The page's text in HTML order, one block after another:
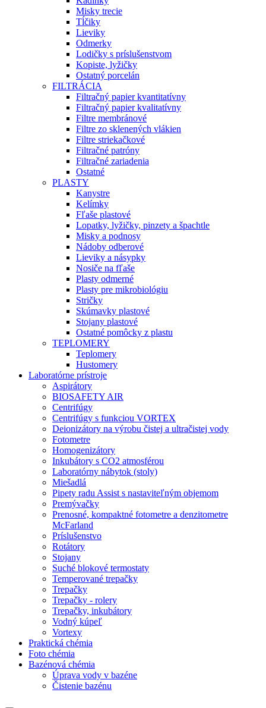
Misky trecie
Tĺčiky
Lieviky
Odmerky
Lodičky s príslušenstvom
Kopiste, lyžičky
Ostatný porcelán
FILTRÁCIA
Filtračný papier kvantitatívny
Filtračný papier kvalitatívny
Filtre membránové
Filtre zo sklenených vlákien
Filtre striekačkové
Filtračné patróny
Filtračné zariadenia
Ostatné
PLASTY
Kanystre
Kelímky
Fľaše plastové
Lopatky, lyžičky, pinzety a špachtle
Misky a podnosy
Nádoby odberové
Lieviky a násypky
Nosiče na fľaše
Plasty odmerné
Plasty pre mikrobiológiu
Stričky
Skúmavky plastové
Stojany plastové
Ostatné pomôcky z plastu
TEPLOMERY
Teplomery
Hustomery
Laboratórne prístroje
Aspirátory
BIOSAFETY AIR
Centrifúgy
Centrifúgy s funkciou VORTEX
Deionizátory na výrobu čistej a ultračistej vody
Fotometre
Homogenizátory
Inkubátory s CO2 atmosférou
Laboratórny nábytok (stoly)
Miešadlá
Pipety radu Assist s nastaviteľným objemom
Premývačky
Prenosné, kompaktné fotometre a denzitometre
McFarland
Príslušenstvo
Rotátory
Stojany
Suché blokové termostaty
Temperované trepačky
Trepačky
Trepačky - rolery
Trepačky, inkubátory
Vodný kúpeľ
Vortexy
Praktická chémia
Foto chémia
Bazénová chémia
Úprava vody v bazéne
Čistenie bazénu